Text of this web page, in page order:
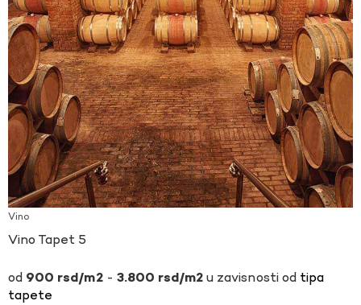
Vino
Vino Tapet 5
900 rsd - 3.800 rsd u zavisnosti od tipa
tapete